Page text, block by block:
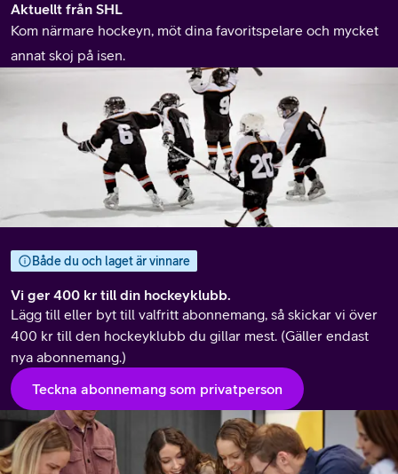
Aktuellt från SHL
Kom närmare hockeyn, möt dina favoritspelare och mycket
annat skoj på isen.
Både du och laget är vinnare
Vi ger 400 kr till din hockeyklubb.
Lägg till eller byt till valfritt abonnemang, så skickar vi över
400 kr till den hockeyklubb du gillar mest. (Gäller endast
nya abonnemang.)
Teckna abonnemang som privatperson